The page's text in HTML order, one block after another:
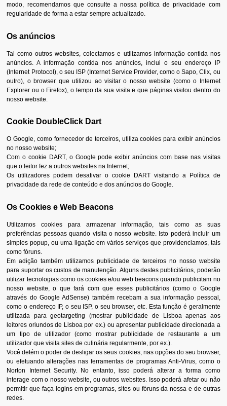
modo, recomendamos que consulte a nossa política deprivacidade com
regularidade de forma a estar sempre actualizado.
Os anúncios
Tal como outros websites, colectamos e utilizamos informação contida nos
anúncios. A informação contida nos anúncios, inclui o seu endereço IP
(Internet Protocol), o seu ISP (Internet Service Provider, como o Sapo, Clix, ou
outro), o browser que utilizou ao visitar o nosso website (como o Internet
Explorer ou o Firefox), o tempo da sua visita e que páginas visitou dentro do
nosso website.
Cookie DoubleClick Dart
O Google, como fornecedor de terceiros, utiliza cookies para exibir anúncios
no nosso website;
Com o cookie DART, o Google pode exibir anúncios com base nas visitas
que o leitor fez a outros websites na Internet;
Os utilizadores podem desativar o cookie DART visitando a Política de
privacidade da rede de conteúdo e dos anúncios do Google.
Os Cookies e Web Beacons
Utilizamos cookies para armazenar informação, tais como as suas
preferências pessoas quando visita o nosso website. Isto poderá incluir um
simples popup, ou uma ligação em vários serviços que providenciamos, tais
como fóruns.
Em adição também utilizamos publicidade de terceiros no nosso website
para suportar os custos de manutenção. Alguns destes publicitários, poderão
utilizar tecnologias como os cookies e/ou web beacons quando publicitam no
nosso website, o que fará com que esses publicitários (como o Google
através do Google AdSense) também recebam a sua informação pessoal,
como o endereço IP, o seu ISP, o seu browser, etc. Esta função é geralmente
utilizada para geotargeting (mostrar publicidade de Lisboa apenas aos
leitores oriundos de Lisboa por ex.) ou apresentar publicidade direcionada a
um tipo de utilizador (como mostrar publicidade de restaurante a um
utilizador que visita sites de culinária regularmente, por ex.).
Você detém o poder de desligar os seus cookies, nas opções do seu browser,
ou efetuando alterações nas ferramentas de programas Anti-Virus, como o
Norton Internet Security. No entanto, isso poderá alterar a forma como
interage com o nosso website, ou outros websites. Isso poderá afetar ou não
permitir que faça logins em programas, sites ou fóruns da nossa e de outras
redes.